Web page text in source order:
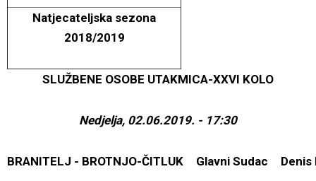
Natjecateljska sezona
2018/2019
SLUŽBENE OSOBE UTAKMICA-XXVI KOLO
Nedjelja, 02.06.2019. - 17:30
BRANITELJ - BROTNJO-ČITLUK Glavni Sudac Denis